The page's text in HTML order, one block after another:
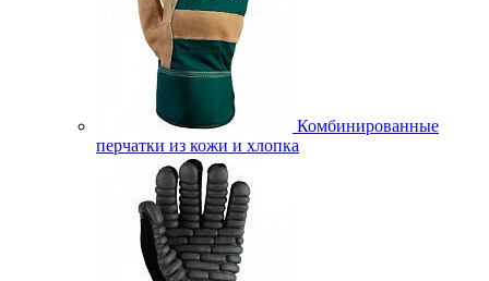
Комбинированные
перчатки из кожи и хлопка